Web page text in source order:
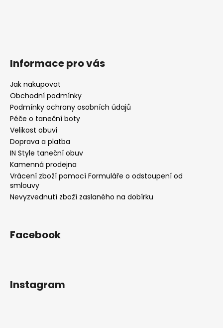
Informace pro vás
Jak nakupovat
Obchodní podmínky
Podmínky ochrany osobních údajů
Péče o taneční boty
Velikost obuvi
Doprava a platba
IN Style taneční obuv
Kamenná prodejna
Vrácení zboží pomocí Formuláře o odstoupení od
smlouvy
Nevyzvednutí zboží zaslaného na dobírku
Facebook
Instagram